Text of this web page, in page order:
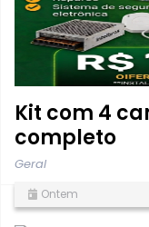
Kit com 4
completo
Geral
Ontem